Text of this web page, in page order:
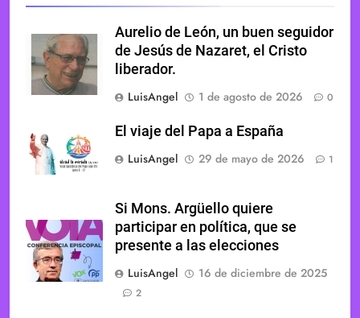
Aurelio de León, un buen seguidor
de Jesús de Nazaret, el Cristo
liberador.
LuisAngel
1 de agosto de 2026 0
El viaje del Papa a España
LuisAngel
29 de mayo de 2026 1
Si Mons. Argüello quiere
participar en política, que se
presente a las elecciones
LuisAngel
16 de diciembre de 2025
2